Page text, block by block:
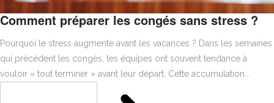
Comment préparer les congés sans stress ?
Pourquoi le stress augmente avant les vacances ? Dans les semaines
qui précèdent les congés, les équipes ont souvent tendance à
vouloir « tout terminer » avant leur départ. Cette accumulation...